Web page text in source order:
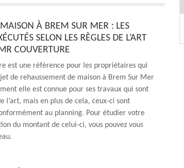
À BREM SUR MER : LES
SELON LES RÈGLES DE L’ART
COUVERTURE
est une référence pour les propriétaires qui
de rehaussement de maison à Brem Sur Mer
elle est connue pour ses travaux qui sont
l’art, mais en plus de cela, ceux-ci sont
au planning. Pour étudier votre
du montant de celui-ci, vous pouvez vous